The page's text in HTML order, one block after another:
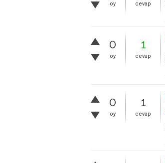
oy cevap
0
oy
1
cevap
0
oy
1
cevap